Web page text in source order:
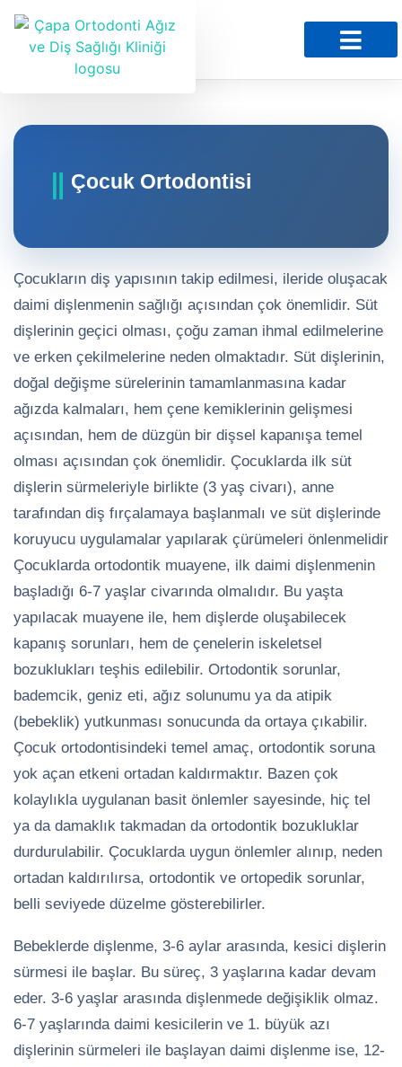
Çocuk Ortodontisi
Çocukların diş yapısının takip edilmesi, ileride oluşacak
daimi dişlenmenin sağlığı açısından çok önemlidir. Süt
dişlerinin geçici olması, çoğu zaman ihmal edilmelerine
ve erken çekilmelerine neden olmaktadır. Süt dişlerinin,
doğal değişme sürelerinin tamamlanmasına kadar
ağızda kalmaları, hem çene kemiklerinin gelişmesi
açısından, hem de düzgün bir dişsel kapanışa temel
olması açısından çok önemlidir. Çocuklarda ilk süt
dişlerin sürmeleriyle birlikte (3 yaş civarı), anne
tarafından diş fırçalamaya başlanmalı ve süt dişlerinde
koruyucu uygulamalar yapılarak çürümeleri önlenmelidir
Çocuklarda ortodontik muayene, ilk daimi dişlenmenin
başladığı 6-7 yaşlar civarında olmalıdır. Bu yaşta
yapılacak muayene ile, hem dişlerde oluşabilecek
kapanış sorunları, hem de çenelerin iskeletsel
bozuklukları teşhis edilebilir. Ortodontik sorunlar,
bademcik, geniz eti, ağız solunumu ya da atipik
(bebeklik) yutkunması sonucunda da ortaya çıkabilir.
Çocuk ortodontisindeki temel amaç, ortodontik soruna
yok açan etkeni ortadan kaldırmaktır. Bazen çok
kolaylıkla uygulanan basit önlemler sayesinde, hiç tel
ya da damaklık takmadan da ortodontik bozukluklar
durdurulabilir. Çocuklarda uygun önlemler alınıp, neden
ortadan kaldırılırsa, ortodontik ve ortopedik sorunlar,
belli seviyede düzelme gösterebilirler.
Bebeklerde dişlenme, 3-6 aylar arasında, kesici dişlerin
sürmesi ile başlar. Bu süreç, 3 yaşlarına kadar devam
eder. 3-6 yaşlar arasında dişlenmede değişiklik olmaz.
6-7 yaşlarında daimi kesicilerin ve 1. büyük azı
dişlerinin sürmeleri ile başlayan daimi dişlenme ise, 12-